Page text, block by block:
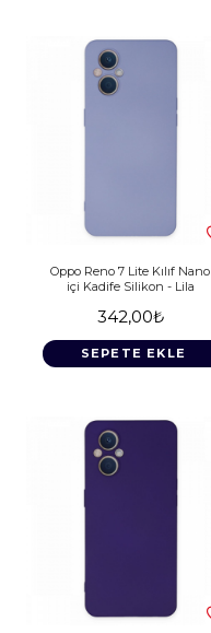
Oppo Reno 7 Lite Kılıf Nano
içi Kadife Silikon - Lila
342,00₺
SEPETE EKLE